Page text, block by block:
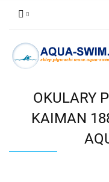
OKULARY
KAIMAN